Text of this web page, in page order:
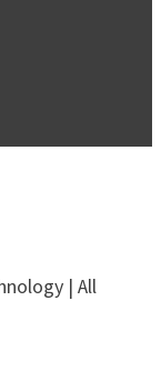
| All